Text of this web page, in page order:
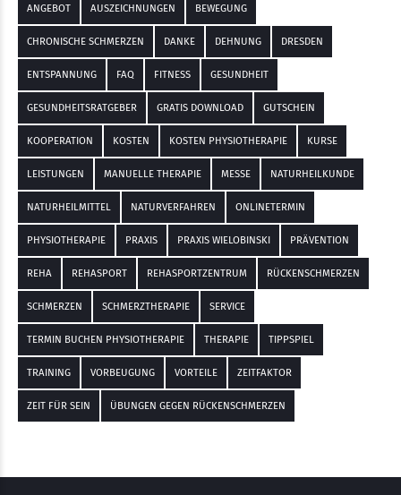
ANGEBOT AUSZEICHNUNGEN BEWEGUNG
CHRONISCHE SCHMERZEN DANKE DEHNUNG DRESDEN
ENTSPANNUNG FAQ FITNESS GESUNDHEIT
GESUNDHEITSRATGEBER GRATIS DOWNLOAD GUTSCHEIN
KOOPERATION KOSTEN KOSTEN PHYSIOTHERAPIE KURSE
LEISTUNGEN MANUELLE THERAPIE MESSE NATURHEILKUNDE
NATURHEILMITTEL NATURVERFAHREN ONLINETERMIN
PHYSIOTHERAPIE PRAXIS PRAXIS WIELOBINSKI PRÄVENTION
REHA REHASPORT REHASPORTZENTRUM RÜCKENSCHMERZEN
SCHMERZEN SCHMERZTHERAPIE SERVICE
TERMIN BUCHEN PHYSIOTHERAPIE THERAPIE TIPPSPIEL
TRAINING VORBEUGUNG VORTEILE ZEITFAKTOR
ZEIT FÜR SEIN ÜBUNGEN GEGEN RÜCKENSCHMERZEN